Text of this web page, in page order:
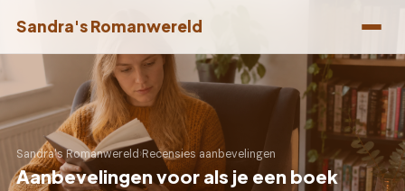
Sandra's Romanwereld
Sandra's Romanwereld›Recensies aanbevelingen
Aanbevelingen voor als je een boek